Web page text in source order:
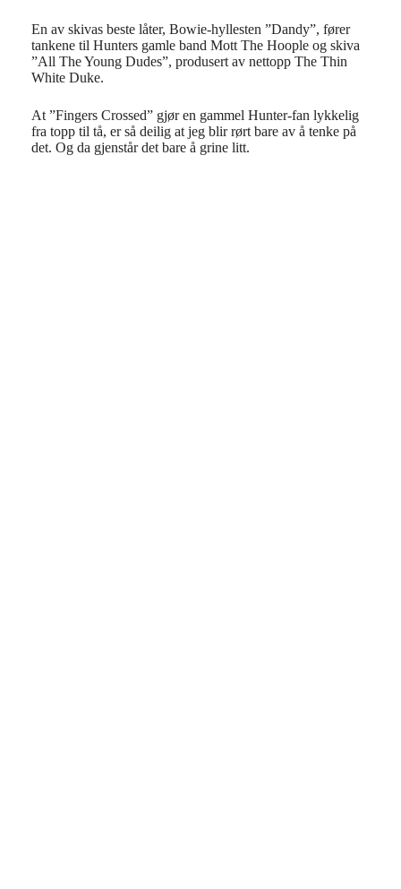
En av skivas beste låter, Bowie-hyllesten ”Dandy”, fører
tankene til Hunters gamle band Mott The Hoople og skiva
”All The Young Dudes”, produsert av nettopp The Thin
White Duke.
At ”Fingers Crossed” gjør en gammel Hunter-fan lykkelig
fra topp til tå, er så deilig at jeg blir rørt bare av å tenke på
det. Og da gjenstår det bare å grine litt.